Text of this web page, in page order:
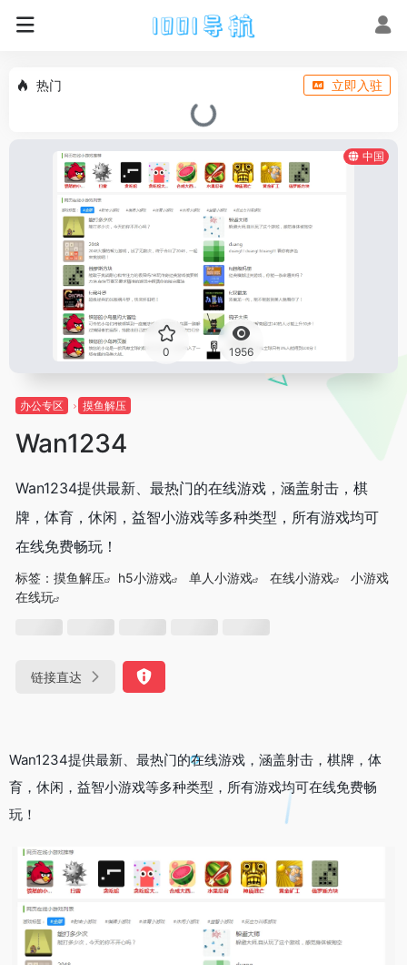
热门 立即入驻
中国
0 1956
办公专区 摸鱼解压
Wan1234
Wan1234提供最新、最热门的在线游戏，涵盖射击，棋
牌，体育，休闲，益智小游戏等多种类型，所有游戏均可
在线免费畅玩！
标签： 摸鱼解压 h5小游戏 单人小游戏 在线小游戏
小游戏
在线玩
链接直达
Wan1234提供最新、最热门的在线游戏，涵盖射击，棋牌，体
育，休闲，益智小游戏等多种类型，所有游戏均可在线免费畅
玩！